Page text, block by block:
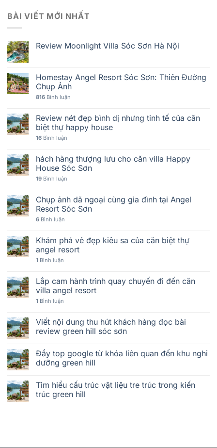
BÀI VIẾT MỚI NHẤT
Review Moonlight Villa Sóc Sơn Hà Nội
Homestay Angel Resort Sóc Sơn: Thiên Đường
Chụp Ảnh
816 Bình luận
Review nét đẹp bình dị nhưng tinh tế của căn
biệt thự happy house
16 Bình luận
hách hàng thượng lưu cho căn villa Happy
House Sóc Sơn
19 Bình luận
Chụp ảnh dã ngoại cùng gia đình tại Angel
Resort Sóc Sơn
6 Bình luận
Khám phá vẻ đẹp kiêu sa của căn biệt thự
angel resort
1 Bình luận
Lắp cam hành trình quay chuyến đi đến căn
villa angel resort
1 Bình luận
Viết nội dung thu hút khách hàng đọc bài
review green hill sóc sơn
Đẩy top google từ khóa liên quan đến khu nghỉ
dưỡng green hill
Tìm hiểu cấu trúc vật liệu tre trúc trong kiến
trúc green hill